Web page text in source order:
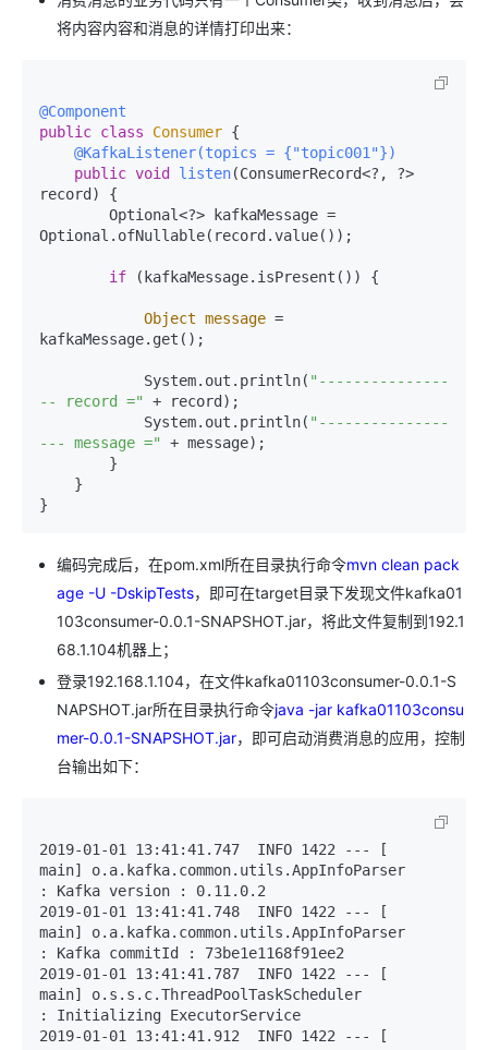
将内容内容和消息的详情打印出来：
@Component
public class Consumer {
@KafkaListener(topics = {"topic001"})
public void listen(ConsumerRecord<?, ?>
record)
{
Optional.ofNullable(record.value());
if (kafkaMessage.isPresent()) {
Object message =
kafkaMessage.get();
            System.out.println(
"---------------
-- record ="
+ record);
            System.out.println(
"---------------
--- message ="
+ message);
}
编码完成后，在pom.xml所在目录执行命令mvn clean pack
age -U -DskipTests，即可在target目录下发现文件kafka01
103consumer-0.0.1-SNAPSHOT.jar，将此文件复制到192.1
68.1.104机器上；
登录192.168.1.104，在文件kafka01103consumer-0.0.1-S
NAPSHOT.jar所在目录执行命令java -jar kafka01103consu
mer-0.0.1-SNAPSHOT.jar，即可启动消费消息的应用，控制
台输出如下：
2019-01-01 13:41:41.747  INFO 1422 --- [
main] o.a.kafka.common.utils.AppInfoParser
: Kafka version : 0.11.0.2
2019-01-01 13:41:41.748  INFO 1422 --- [
main] o.a.kafka.common.utils.AppInfoParser
: Kafka commitId : 73be1e1168f91ee2
2019-01-01 13:41:41.787  INFO 1422 --- [
main] o.s.s.c.ThreadPoolTaskScheduler
: Initializing ExecutorService
2019-01-01 13:41:41.912  INFO 1422 --- [